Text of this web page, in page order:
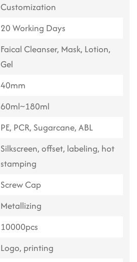
Customization
20 Working Days
Faical Cleanser, Mask, Lotion,
Gel
40mm
60ml~180ml
PE, PCR, Sugarcane, ABL
Silkscreen, offset, labeling, hot
stamping
Screw Cap
Metallizing
10000pcs
Logo, printing